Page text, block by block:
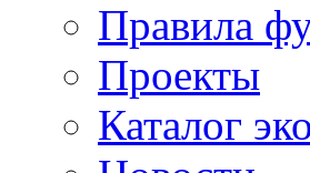
Правила
Проекты
Каталог